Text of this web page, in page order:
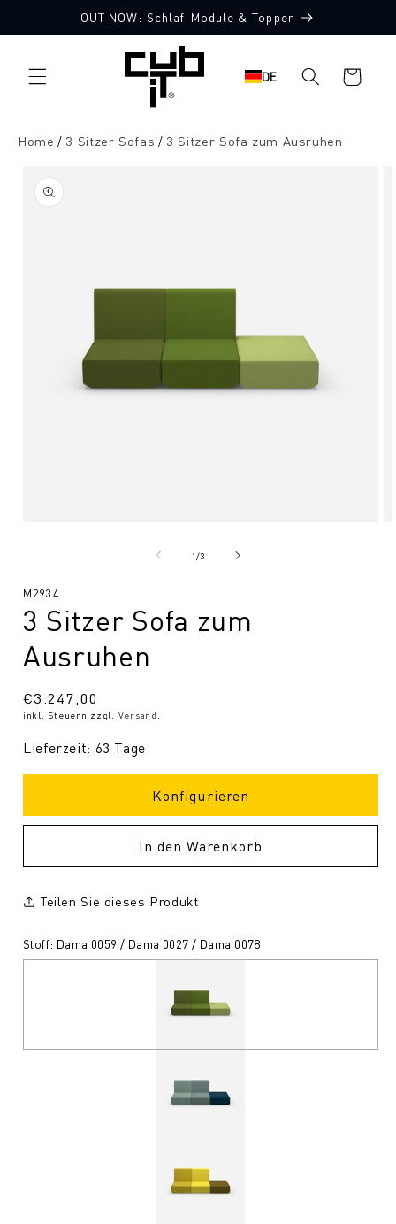
Inhalt
OUT NOW: Schlaf-Module & Topper
DE Warenkorb
Home 3 Sitzer Sofas 3 Sitzer Sofa zum Ausruhen
1/von
3
Made in Germany 🖤
SKU:
M2934
3 Sitzer Sofa zum
Ausruhen
Normaler
Preis
€3.247,00
inkl. Steuern zzgl. Versand
Lieferzeit: 63 Tage
Konfigurieren
In den Warenkorb
Teilen Sie dieses Produkt
Stoff: Dama 0059 / Dama 0027 / Dama 0078